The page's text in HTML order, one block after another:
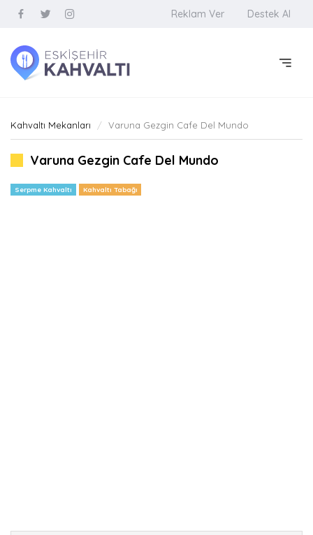
Reklam Ver Destek Al
Kahvaltı Mekanları Varuna Gezgin Cafe Del Mundo
Varuna Gezgin Cafe Del Mundo
Serpme Kahvaltı Kahvaltı Tabağı